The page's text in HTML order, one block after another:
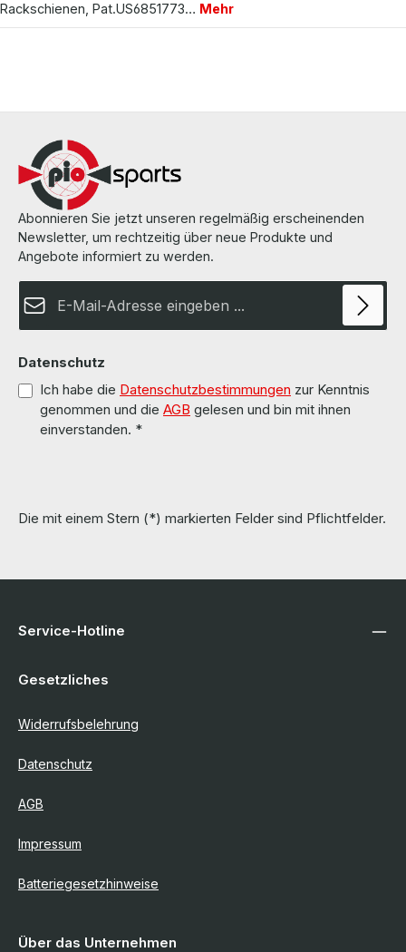
Rackschienen, Pat.US6851773… Mehr
Abonnieren Sie jetzt unseren regelmäßig erscheinenden
Newsletter, um rechtzeitig über neue Produkte und
Angebote informiert zu werden.
Datenschutz
Ich habe die Datenschutzbestimmungen zur Kenntnis
genommen und die AGB gelesen und bin mit ihnen
einverstanden. *
Die mit einem Stern (*) markierten Felder sind Pflichtfelder.
Service-Hotline
Gesetzliches
Widerrufsbelehrung
Datenschutz
AGB
Impressum
Batteriegesetzhinweise
Über das Unternehmen